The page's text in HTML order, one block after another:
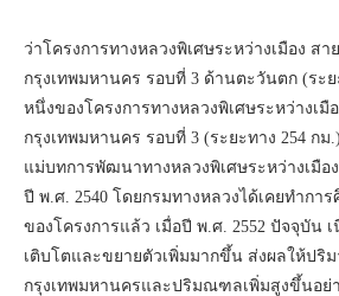
ว่าโครงการทางหลวงพิเศษระหว่างเมือง ส
กรุงเทพมหานคร รอบที่ 3 ด้านตะวันตก (ระ
หนึ่งของโครงการทางหลวงพิเศษระหว่างเ
กรุงเทพมหานคร รอบที่ 3 (ระยะทาง 254 ก
แม่บทการพัฒนาทางหลวงพิเศษระหว่างเมือ
ปี พ.ศ. 2540 โดยกรมทางหลวงได้เคยทำกา
ของโครงการแล้ว เมื่อปี พ.ศ. 2552 ปัจจุบัน เ
เติบโตและขยายตัวเพิ่มมากขึ้น ส่งผลให้ปริ
กรุงเทพมหานครและปริมณฑลเพิ่มสูงขึ้นอย่า